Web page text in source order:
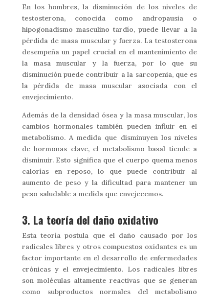
En los hombres, la disminución de los niveles de
testosterona, conocida como andropausia o
hipogonadismo masculino tardío, puede llevar a la
pérdida de masa muscular y fuerza. La testosterona
desempeña un papel crucial en el mantenimiento de
la masa muscular y la fuerza, por lo que su
disminución puede contribuir a la sarcopenia, que es
la pérdida de masa muscular asociada con el
envejecimiento.
Además de la densidad ósea y la masa muscular, los
cambios hormonales también pueden influir en el
metabolismo. A medida que disminuyen los niveles
de hormonas clave, el metabolismo basal tiende a
disminuir. Esto significa que el cuerpo quema menos
calorías en reposo, lo que puede contribuir al
aumento de peso y la dificultad para mantener un
peso saludable a medida que envejecemos.
3. La teoría del daño oxidativo
Esta teoría postula que el daño causado por los
radicales libres y otros compuestos oxidantes es un
factor importante en el desarrollo de enfermedades
crónicas y el envejecimiento. Los radicales libres
son moléculas altamente reactivas que se generan
como subproductos normales del metabolismo